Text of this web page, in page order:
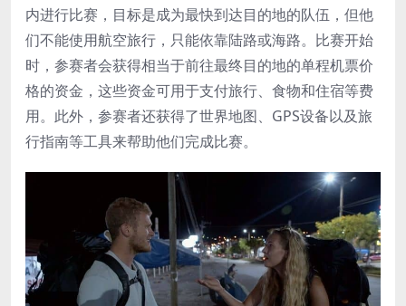
内进行比赛，目标是成为最快到达目的地的队伍，但他
们不能使用航空旅行，只能依靠陆路或海路。比赛开始
时，参赛者会获得相当于前往最终目的地的单程机票价
格的资金，这些资金可用于支付旅行、食物和住宿等费
用。此外，参赛者还获得了世界地图、GPS设备以及旅
行指南等工具来帮助他们完成比赛。